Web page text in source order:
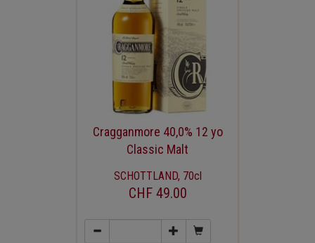
Cragganmore 40,0% 12 yo
Classic Malt
SCHOTTLAND, 70cl
CHF 49.00